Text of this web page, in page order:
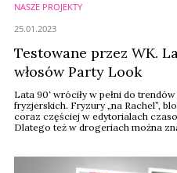
NASZE PROJEKTY
Testowane przez WK.
włosów Party Look
Lata 90‘ wróciły w pełni do
fryzjerskich. Fryzury „na Rachel”,
coraz częściej w edytorialach
Dlatego też w drogeriach można
25.01.2023